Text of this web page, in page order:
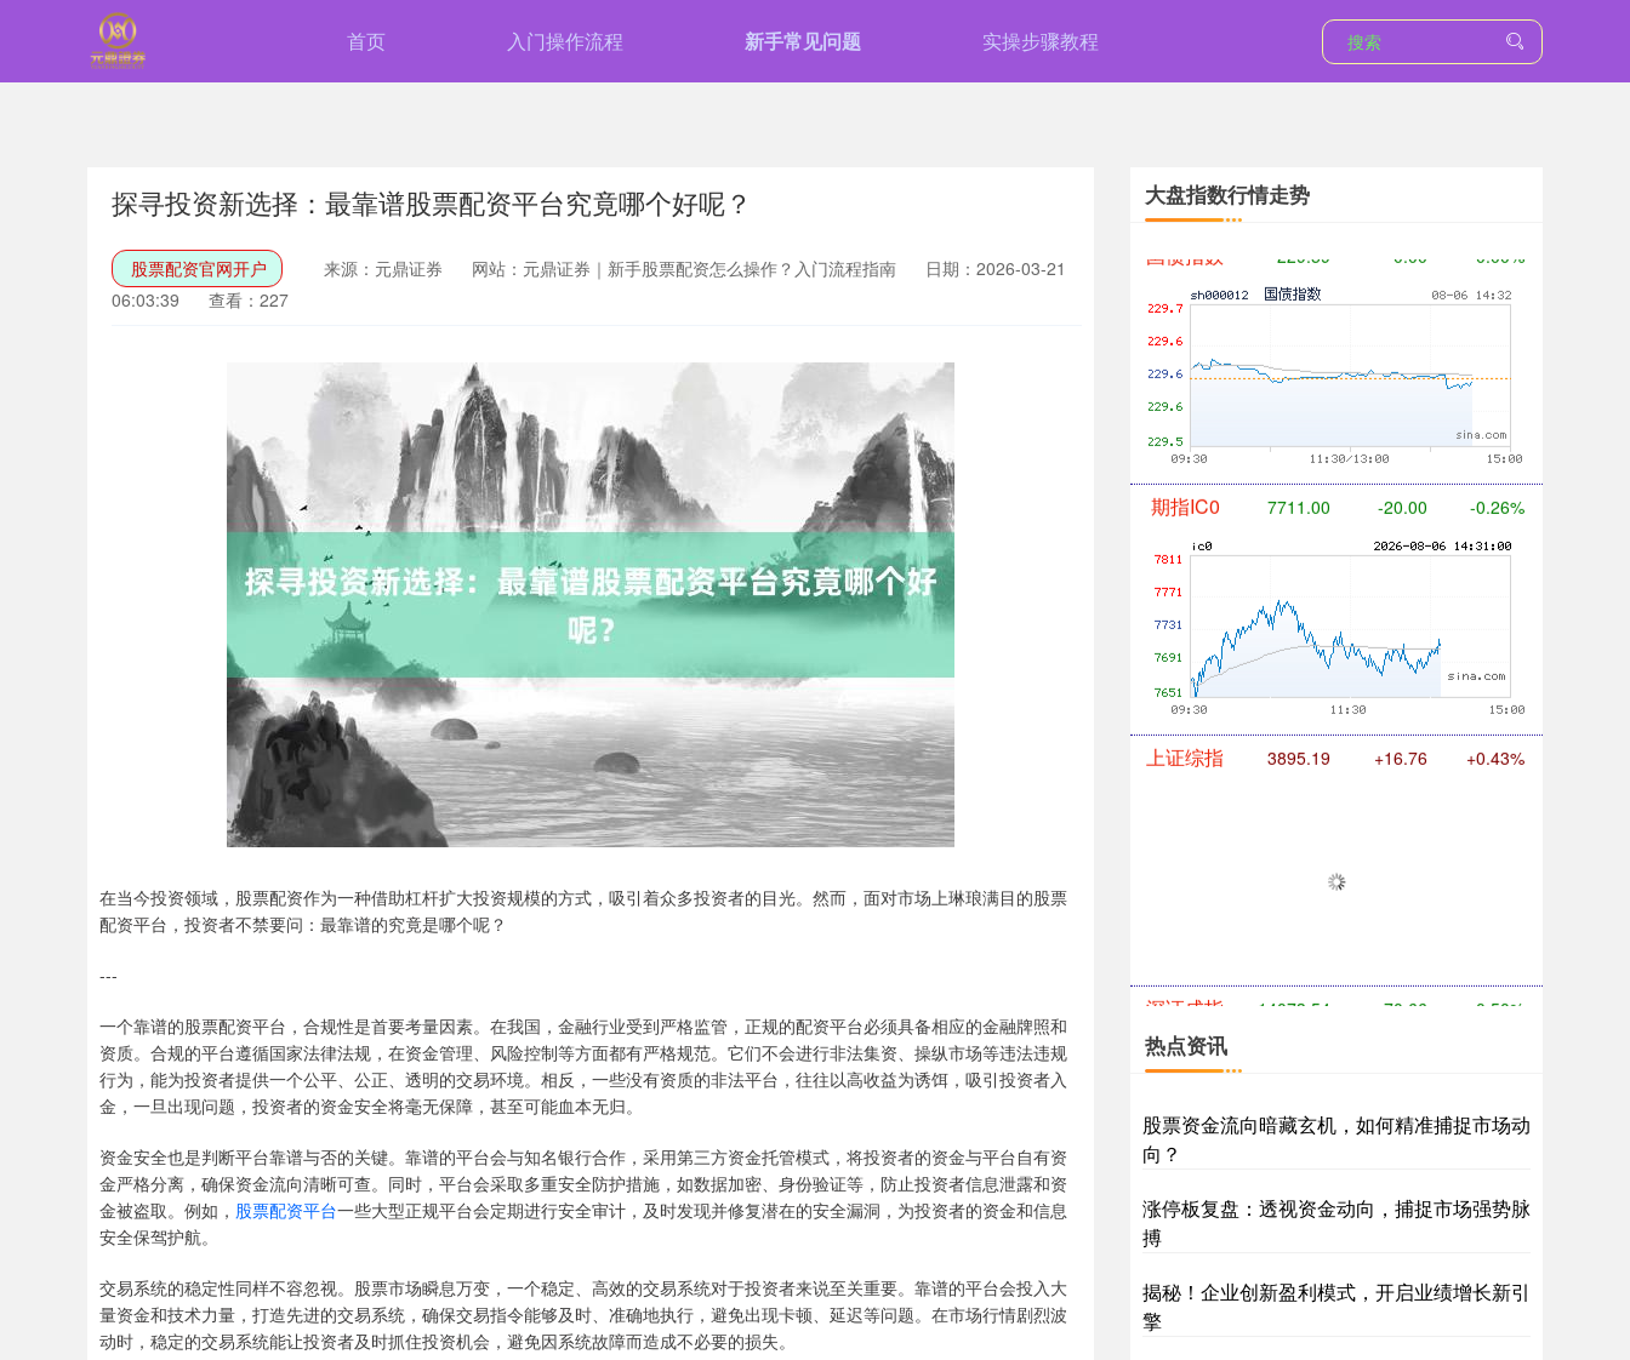
首页 入门操作流程 新手常见问题 实操步骤教程
探寻投资新选择：最靠谱股票配资平台究竟哪个好呢？
股票配资官网开户 来源：元鼎证券 网站：元鼎证券｜新手股票配资怎么操作？入门流程指南
日期：2026-03-21
06:03:39
查看：227
在当今投资领域，股票配资作为一种借助杠杆扩大投资规模的方式，吸引着众多投资者的目光。然而，面对市场上琳琅满目的股票
配资平台，投资者不禁要问：最靠谱的究竟是哪个呢？
---
一个靠谱的股票配资平台，合规性是首要考量因素。在我国，金融行业受到严格监管，正规的配资平台必须具备相应的金融牌照和
资质。合规的平台遵循国家法律法规，在资金管理、风险控制等方面都有严格规范。它们不会进行非法集资、操纵市场等违法违规
行为，能为投资者提供一个公平、公正、透明的交易环境。相反，一些没有资质的非法平台，往往以高收益为诱饵，吸引投资者入
金，一旦出现问题，投资者的资金安全将毫无保障，甚至可能血本无归。
资金安全也是判断平台靠谱与否的关键。靠谱的平台会与知名银行合作，采用第三方资金托管模式，将投资者的资金与平台自有资
金严格分离，确保资金流向清晰可查。同时，平台会采取多重安全防护措施，如数据加密、身份验证等，防止投资者信息泄露和资
金被盗取。例如， 股票配资平台一些大型正规平台会定期进行安全审计，及时发现并修复潜在的安全漏洞，为投资者的资金和信息
安全保驾护航。
交易系统的稳定性同样不容忽视。股票市场瞬息万变，一个稳定、高效的交易系统对于投资者来说至关重要。靠谱的平台会投入大
量资金和技术力量，打造先进的交易系统，确保交易指令能够及时、准确地执行，避免出现卡顿、延迟等问题。在市场行情剧烈波
动时，稳定的交易系统能让投资者及时抓住投资机会，避免因系统故障而造成不必要的损失。
大盘指数行情走势
7228.64 -0.04%
国债指数 229.59 -0.00 0.00%
期指IC0 7711.00 -20.00 -0.26%
深证成指
沪深300 4644.01 -14.14 -0.30%
热点资讯
股票资金流向暗藏玄机，如何精准捕捉市场动
向？
涨停板复盘：透视资金动向，捕捉市场强势脉
搏
揭秘！企业创新盈利模式，开启业绩增长新引
擎